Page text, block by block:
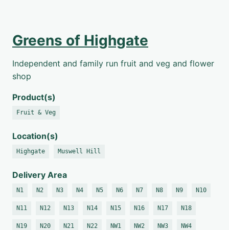
Greens of Highgate
Independent and family run fruit and veg and flower
shop
Product(s)
Fruit & Veg
Location(s)
Highgate Muswell Hill
Delivery Area
N1 N2 N3 N4 N5 N6 N7 N8 N9 N10
N11 N12 N13 N14 N15 N16 N17 N18
N19 N20 N21 N22 NW1 NW2 NW3 NW4